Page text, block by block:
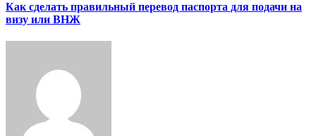
Как сделать правильный перевод паспорта для подачи на
визу или ВНЖ